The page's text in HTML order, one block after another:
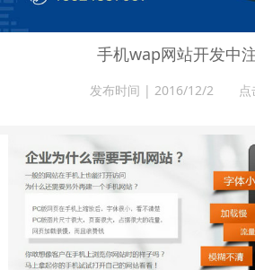
手机wap网站开发中
发布时间 | 2016/12/2 点